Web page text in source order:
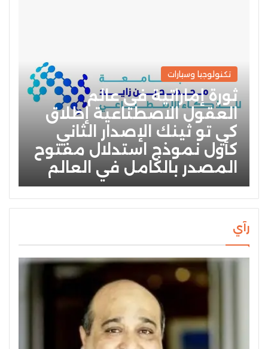
تكنولوجيا وسيارات
ثورة إماراتية في عالم
العقول الاصطناعية إطلاق
كي تو ثينك الإصدار الثاني
كأول نموذج استدلال مفتوح
المصدر بالكامل في العالم
رآي